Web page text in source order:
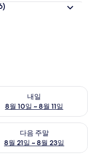
10일
내일
8월 10일 ~ 8월 11일
약 가능 여부 확인, 8월
8월 16일
다음 주말
8월 21일 ~ 8월 23일
말 예약 가능 여부 확인